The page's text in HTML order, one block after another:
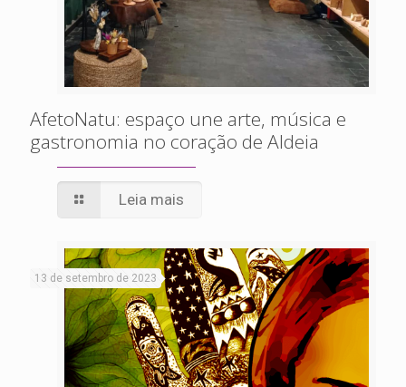
AfetoNatu: espaço une arte, música e
gastronomia no coração de Aldeia
Leia mais
13 de setembro de 2023